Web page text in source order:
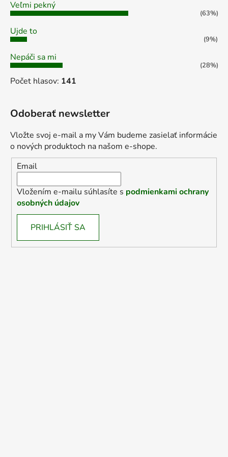
Veľmi pekný
(63%)
Ujde to
(9%)
Nepáči sa mi
(28%)
Počet hlasov: 141
Odoberať newsletter
Vložte svoj e-mail a my Vám budeme zasielať informácie
o nových produktoch na našom e-shope.
Email
Vložením e-mailu súhlasíte s podmienkami ochrany
osobných údajov
PRIHLÁSIŤ SA